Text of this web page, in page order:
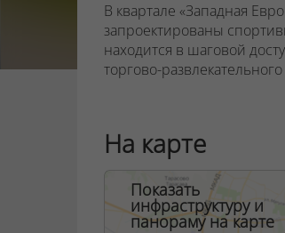
В квартале «Западная
запроектированы
находится в шаговой
торгово-
В фойе владельцев
уровне находится
можно оставлять детские
ограниченными
ООО "Твоя
На карте
Показать
инфраструктуру и
панораму на карте